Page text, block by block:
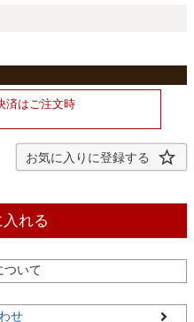
済はご注文時
お気に入りに登録する
れる
ついて
せ